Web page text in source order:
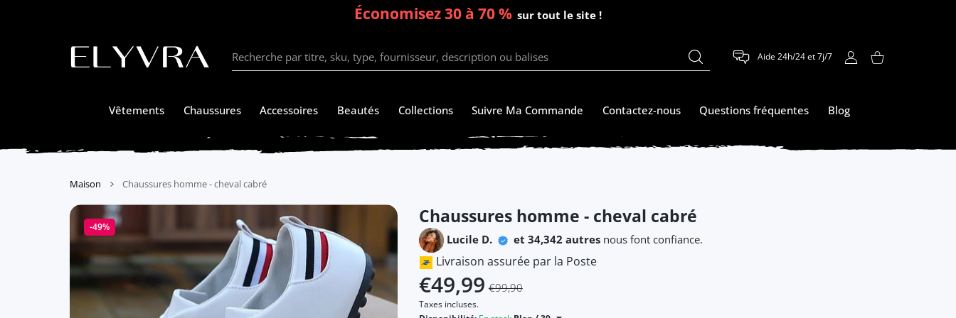
Économisez 30 à 70 % sur tout le site !
Aide 24h/24 et 7j/7 COMPTE D'UTILISATEUR
Panier
Vêtements Chaussures Accessoires Beautés Collections Suivre Ma Commande Contactez-nous Questions fréquentes Blog
Maison Chaussures homme - cheval cabré
-49% Chaussures homme - cheval cabré
Lucile D. et 34,342 autresnous font confiance.
Livraison assurée par la Poste
€49,99 €99,90
Taxes incluses.